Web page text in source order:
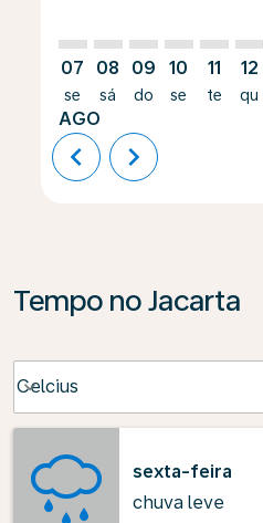
07
se
AGO
08
sá
09
do
10
se
11
te
12
qu
chevron_left chevron_right
Tempo no Jacarta
Celcius
keyboard_arrow_down
sexta-feira
chuva leve